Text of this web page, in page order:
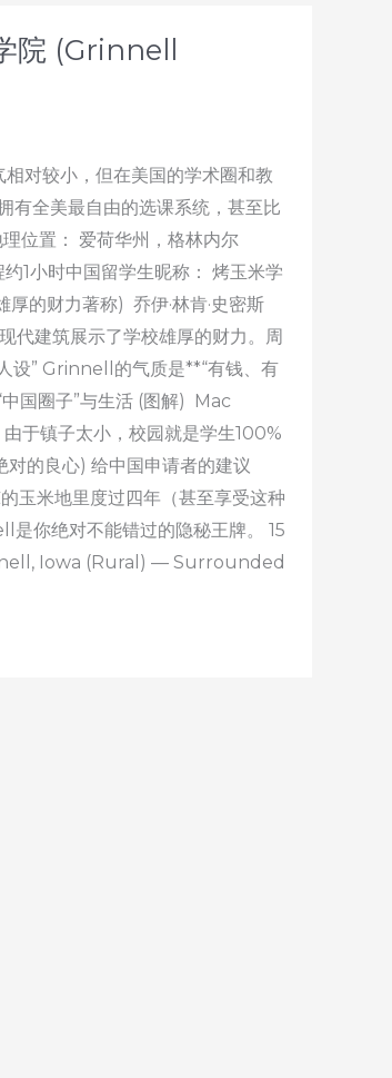
院 (Grinnell
对较小，但在美国的学术圈和教
有全美最自由的选课系统，甚至比
位置： 爱荷华州，格林内尔
1小时中国留学生昵称： 烤玉米学
的财力著称) 乔伊·林肯·史密斯
代建筑展示了学校雄厚的财力。周
设” Grinnell的气质是**“有钱、有
国圈子”与生活 (图解) Mac
于镇子太小，校园就是学生100%
对的良心) 给中国申请者的建议
玉米地里度过四年（甚至享受这种
你绝对不能错过的隐秘王牌。 15
Iowa (Rural) — Surrounded